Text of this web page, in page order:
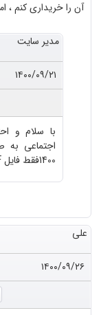
آن را خریداری کنم ،
مدیر سایت
۱۴۰۰/۰۹/۲۱
با سلام و
اجتماعی به
1400فقط فایل PDF این مجله به فروش خواهد رسید.
علی
۱۴۰۰/۰۹/۲۶